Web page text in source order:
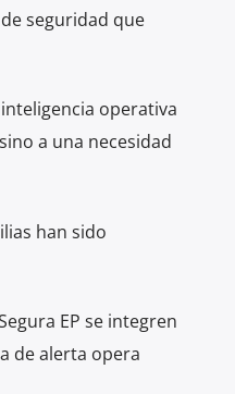
seguridad que
operativa
a una necesidad
han sido
EP se integren
de alerta opera